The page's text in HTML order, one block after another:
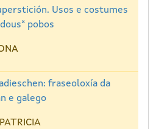
Usos e costumes
pobos
fraseoloxía da
e galego